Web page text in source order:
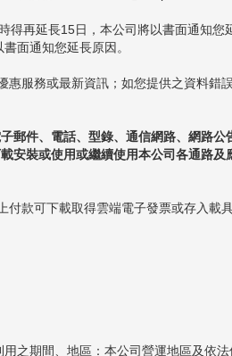
得再延長15日，本公司將以書面通知您
面通知您延長原因。
服務或最新資訊；如您提供之資料錯
郵件、電話、型錄、通信網路、網路公
安裝或使用或繼續使用本公司各通路及
款可下載取得雲端電子發票或存入載具
用之期間、地區：本公司營運地區及依法